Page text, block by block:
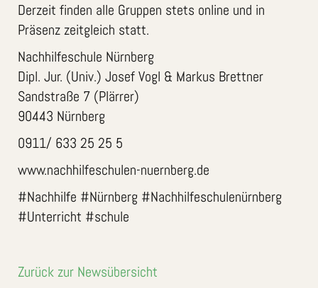
Derzeit finden alle Gruppen stets online und in
Präsenz zeitgleich statt.
Nachhilfeschule Nürnberg
Dipl. Jur. (Univ.) Josef Vogl & Markus Brettner
Sandstraße 7 (Plärrer)
90443 Nürnberg
0911/ 633 25 25 5
www.nachhilfeschulen-nuernberg.de
#Nachhilfe #Nürnberg #Nachhilfeschulenürnberg
#Unterricht #schule
Zurück zur Newsübersicht